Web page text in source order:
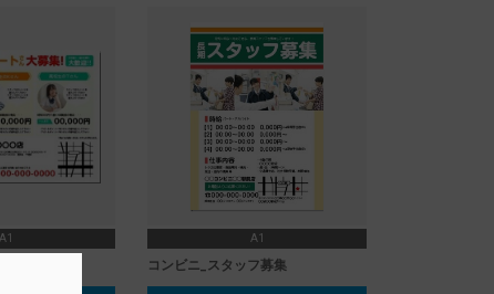
A1 A1
コンビニ_スタッフ募集